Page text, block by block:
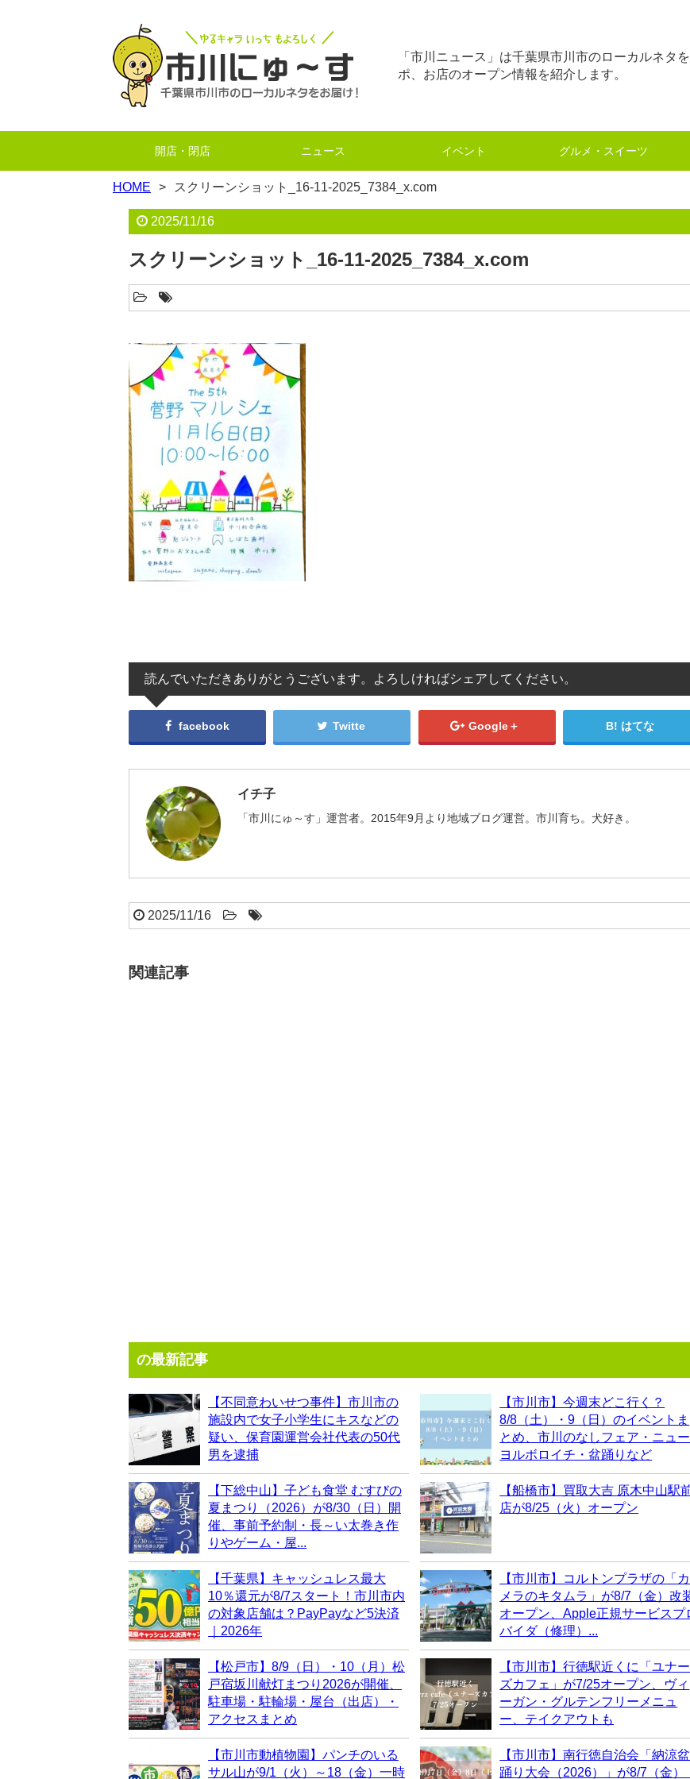
「市川ニュース」は千葉県市川市のローカルネタ
ポ、お店のオープン情報を紹介します。
開店・閉店 ニュース イベント グルメ・スイーツ
HOME スクリーンショット_16-11-2025_7384_x.com
2025/11/16
スクリーンショット_16-11-2025_7384_x.com
読んでいただきありがとうございます。よろしければシェアしてください。
facebook Twitte Google＋ はてな
イチ子
「市川にゅ～す」運営者。2015年9月より地域ブログ運営。市川育ち。犬好き。
2025/11/16
関連記事
の最新記事
【不同意わいせつ事件】市川市の
施設内で女子小学生にキスなどの
疑い、保育園運営会社代表の50代
男を逮捕
【市川市】今週末どこ行く？
8/8（土）・9（日）のイベントま
とめ、市川のなしフェア・ニュー
ヨルボロイチ・盆踊りなど
【下総中山】子ども食堂 むすびの
夏まつり（2026）が8/30（日）開
催、事前予約制・長～い太巻き作
りやゲーム・屋...
【船橋市】買取大吉 原木中山駅
店が8/25（火）オープン
【千葉県】キャッシュレス最大
10％還元が8/7スタート！市川市内
の対象店舗は？PayPayなど5決済
｜2026年
【市川市】コルトンプラザの「カ
メラのキタムラ」が8/7（金）改
オープン、Apple正規サービスプ
バイダ（修理）...
【松戸市】8/9（日）・10（月）松
戸宿坂川献灯まつり2026が開催、
駐車場・駐輪場・屋台（出店）・
アクセスまとめ
【市川市】行徳駅近くに「ユナー
ズカフェ」が7/25オープン、ヴィ
ーガン・グルテンフリーメニュ
ー、テイクアウトも
【市川市動植物園】パンチのいる
サル山が9/1（火）～18（金）一時
【市川市】南行徳自治会「納涼盆
踊り大会（2026）」が8/7（金）